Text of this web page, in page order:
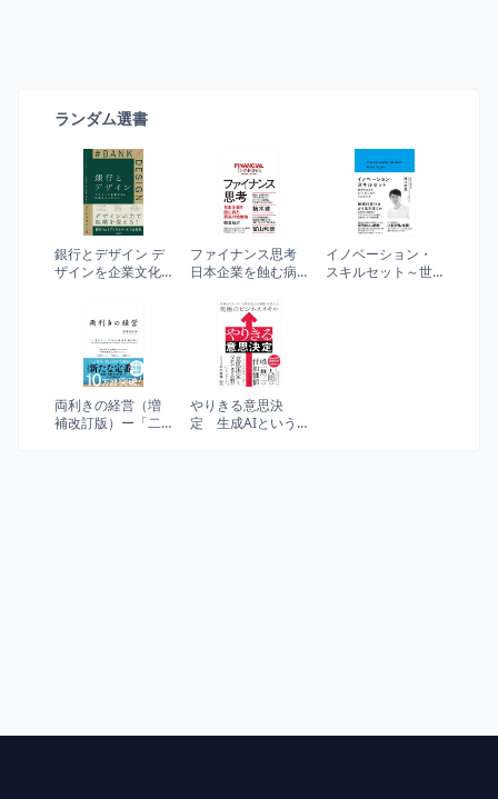
ランダム選書
銀行とデザイン デ
ザインを企業文化
ファイナンス思考
日本企業を蝕む病
イノベーション・
スキルセット～世
両利きの経営（増
補改訂版）ー「二
やりきる意思決
定 生成AIという